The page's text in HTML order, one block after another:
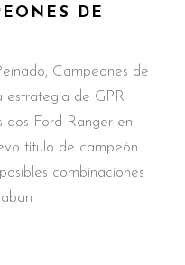
DE
Campeones de
estrategia de GPR
dos Ford Ranger en
título de campeón
combinaciones